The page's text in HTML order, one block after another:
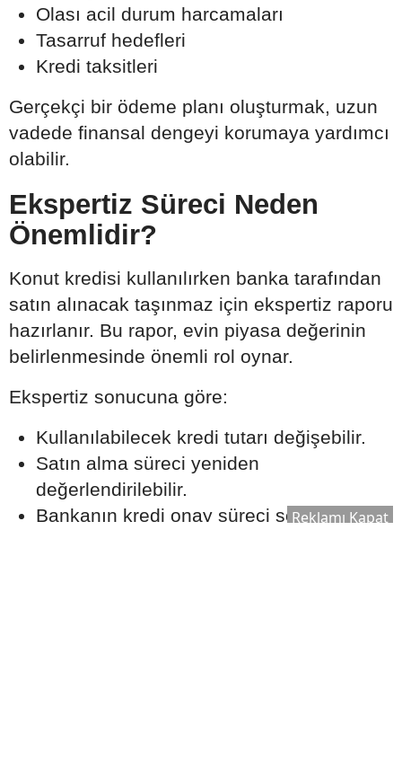
Olası acil durum harcamaları
Tasarruf hedefleri
Kredi taksitleri
Gerçekçi bir ödeme planı oluşturmak, uzun
vadede finansal dengeyi korumaya yardımcı
olabilir.
Ekspertiz Süreci Neden
Önemlidir?
Konut kredisi kullanılırken banka tarafından
satın alınacak taşınmaz için ekspertiz raporu
hazırlanır. Bu rapor, evin piyasa değerinin
belirlenmesinde önemli rol oynar.
Ekspertiz sonucuna göre:
Kullanılabilecek kredi tutarı değişebilir.
Satın alma süreci yeniden
değerlendirilebilir.
Bankanın kredi onay süreci şekillenebilir.
Reklamı Kapat